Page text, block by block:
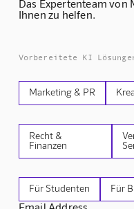
Das Expertenteam von
Ihnen zu helfen.
Vorbereitete KI
Marketing & PR
Recht &
Finanzen
Für Studenten Für